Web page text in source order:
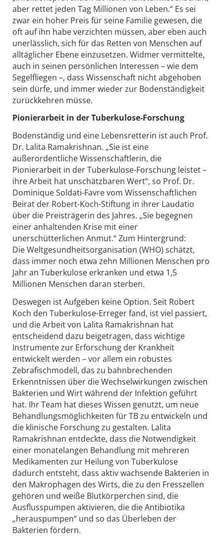
aber rettet jeden Tag Millionen von Leben.“ Es sei
zwar ein hoher Preis für seine Familie gewesen, die
oft auf ihn habe verzichten müssen, aber eben auch
unerlässlich, sich für das Retten von Menschen auf
alltäglicher Ebene einzusetzen. Widmer vermittelte,
auch in seinen persönlichen Interessen – wie dem
Segelfliegen –, dass Wissenschaft nicht abgehoben
sein dürfe, und immer wieder zur Bodenständigkeit
zurückkehren müsse.
Pionierarbeit in der Tuberkulose-Forschung
Bodenständig und eine Lebensretterin ist auch Prof.
Dr. Lalita Ramakrishnan. „Sie ist eine
außerordentliche Wissenschaftlerin, die
Pionierarbeit in der Tuberkulose-Forschung leistet –
ihre Arbeit hat unschätzbaren Wert“, so Prof. Dr.
Dominique Soldati-Favre vom Wissenschaftlichen
Beirat der Robert-Koch-Stiftung in ihrer Laudatio
über die Preisträgerin des Jahres. „Sie begegnen
einer anhaltenden Krise mit einer
unerschütterlichen Anmut.“ Zum Hintergrund:
Die Weltgesundheitsorganisation (WHO) schätzt,
dass immer noch etwa zehn Millionen Menschen pro
Jahr an Tuberkulose erkranken und etwa 1,5
Millionen Menschen daran sterben.
Deswegen ist Aufgeben keine Option. Seit Robert
Koch den Tuberkulose-Erreger fand, ist viel passiert,
und die Arbeit von Lalita Ramakrishnan hat
entscheidend dazu beigetragen, dass wichtige
Instrumente zur Erforschung der Krankheit
entwickelt werden – vor allem ein robustes
Zebrafischmodell, das zu bahnbrechenden
Erkenntnissen über die Wechselwirkungen zwischen
Bakterien und Wirt während der Infektion geführt
hat. Ihr Team hat dieses Wissen genutzt, um neue
Behandlungsmöglichkeiten für TB zu entwickeln und
die klinische Forschung zu gestalten. Lalita
Ramakrishnan entdeckte, dass die Notwendigkeit
einer monatelangen Behandlung mit mehreren
Medikamenten zur Heilung von Tuberkulose
dadurch entsteht, dass aktiv wachsende Bakterien in
den Makrophagen des Wirts, die zu den Fresszellen
gehören und weiße Blutkörperchen sind, die
Ausflusspumpen aktivieren, die die Antibiotika
„herauspumpen“ und so das Überleben der
Bakterien fördern.